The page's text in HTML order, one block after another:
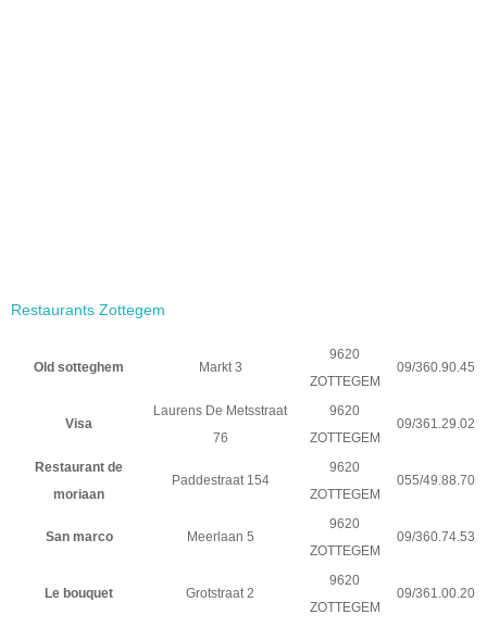
Restaurants Zottegem
Old sotteghem Markt 3
9620
ZOTTEGEM
09/360.90.45
Visa
Laurens De Metsstraat
76
9620
ZOTTEGEM
09/361.29.02
Restaurant de
moriaan
Paddestraat 154
9620
ZOTTEGEM
055/49.88.70
San marco Meerlaan 5
9620
ZOTTEGEM
09/360.74.53
Le bouquet Grotstraat 2
9620
ZOTTEGEM
09/361.00.20